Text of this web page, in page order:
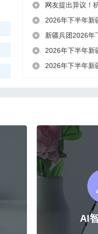
网友提出异议！
2026年下半年新
新疆兵团2026年
2026年下半年新
2026年下半年新
AI